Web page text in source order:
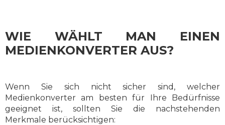
WIE WÄHLT MAN EINEN
MEDIENKONVERTER AUS?
Wenn Sie sich nicht sicher sind, welcher
Medienkonverter am besten für Ihre Bedürfnisse
geeignet ist, sollten Sie die nachstehenden
Merkmale berücksichtigen: